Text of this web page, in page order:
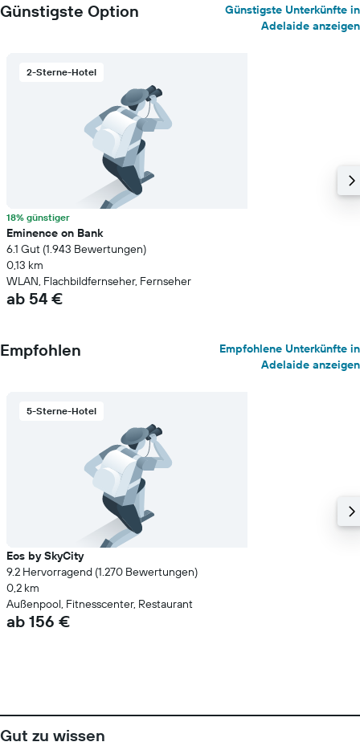
Günstigste Option
Günstigste Unterkünfte in
Adelaide anzeigen
2-Sterne-Hotel
18% günstiger
Eminence on Bank
6.1 Gut (1.943 Bewertungen)
0,13 km
WLAN, Flachbildfernseher, Fernseher
ab 54 €
Empfohlen
Empfohlene Unterkünfte in
Adelaide anzeigen
5-Sterne-Hotel
Eos by SkyCity
9.2 Hervorragend (1.270 Bewertungen)
0,2 km
Außenpool, Fitnesscenter, Restaurant
ab 156 €
Gut zu wissen